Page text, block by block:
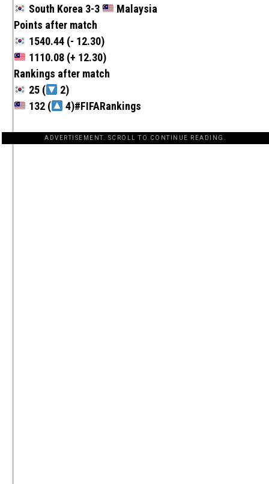
South Korea 3-3
Malaysia
Points after match
1540.44 (- 12.30)
1110.08 (+ 12.30)
Rankings after match
25 (
2)
132 (
4)#FIFARankings
ADVERTISEMENT. SCROLL TO CONTINUE READING.